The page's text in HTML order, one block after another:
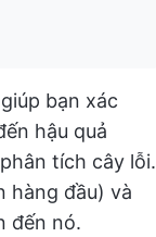
bạn xác
hậu quả
tích cây lỗi.
hàng đầu) và
đến nó.